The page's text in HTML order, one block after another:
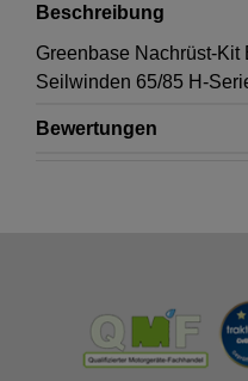
Beschreibung
Greenbase Nachrüst-Kit
Seilwinden 65/85 H-
Bewertungen